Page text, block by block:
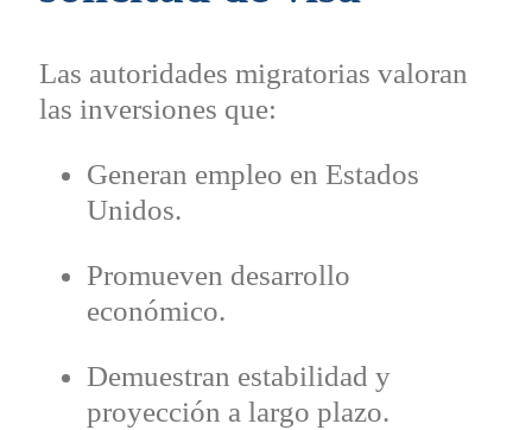
Las autoridades migratorias valoran
las inversiones que:
Generan empleo en Estados
Unidos.
Promueven desarrollo
económico.
Demuestran estabilidad y
proyección a largo plazo.